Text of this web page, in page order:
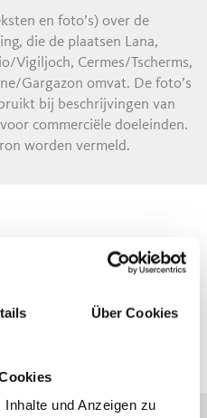
Über Cookies
und Anzeigen zu
en foto’s) over de
die de plaatsen Lana,
Vigiljoch, Cermes/Tscherms,
Gargazon omvat. De foto’s
bij beschrijvingen van
commerciële doeleinden.
worden vermeld.